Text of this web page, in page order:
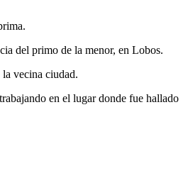
del primo de la menor, en Lobos.
vecina ciudad.
en el lugar donde fue hallado